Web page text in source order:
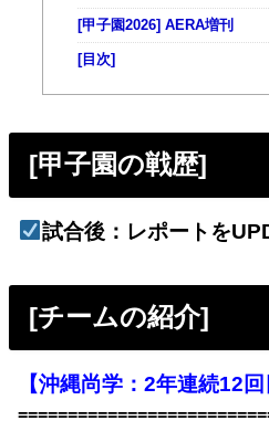
[甲子園2026] AERA増刊
[目次]
[甲子園の戦歴]
試合後：レポートを
[チームの紹介]
【沖縄尚学：2年連続12回